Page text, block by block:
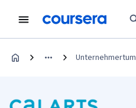
Unternehmertum